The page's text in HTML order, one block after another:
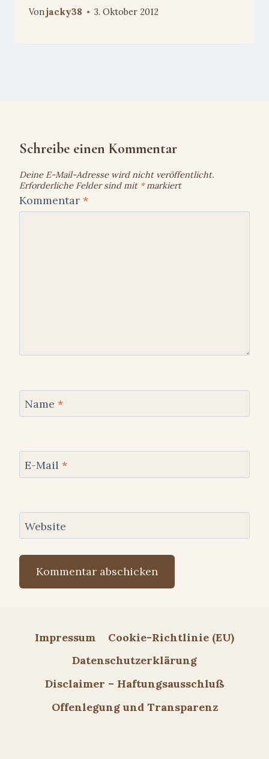
Vonjacky38 3. Oktober 2012
Schreibe einen Kommentar
Deine E-Mail-Adresse wird nicht veröffentlicht.
Erforderliche Felder sind mit *markiert
Kommentar *
Name *
E-Mail *
Website
Impressum
Cookie-Richtlinie (EU)
Datenschutzerklärung
Disclaimer – Haftungsausschluß
Offenlegung und Transparenz